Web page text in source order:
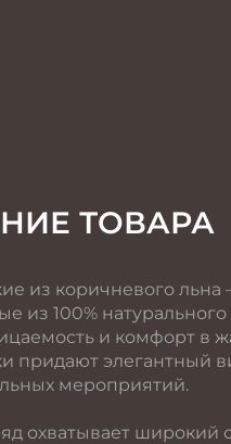
ТОВАРА
из коричневого льна
из 100%
и комфорт в
придают элегантный
мероприятий.
охватывает широкий